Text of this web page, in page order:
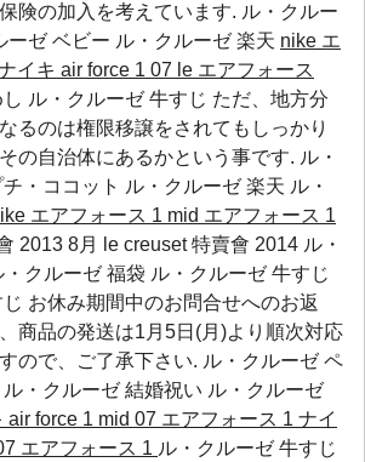
険の加入を考えています. ル・クルー
ーゼ ベビー ル・クルーゼ 楽天 nike エ
イキ air force 1 07 le エアフォース
ル・クルーゼ 牛すじ ただ、地方分
るのは権限移譲をされてもしっかり
の自治体にあるかという事です. ル・
・ココット ル・クルーゼ 楽天 ル・
エアフォース 1 mid エアフォース 1
2013 8月 le creuset 特賣會 2014 ル・
クルーゼ 福袋 ル・クルーゼ 牛すじ
お休み期間中のお問合せへのお返
商品の発送は1月5日(月)より順次対応
ので、ご了承下さい. ル・クルーゼ ペ
ル・クルーゼ 結婚祝い ル・クルーゼ
air force 1 mid 07 エアフォース 1 ナイ
エアフォース 1 ル・クルーゼ 牛すじ